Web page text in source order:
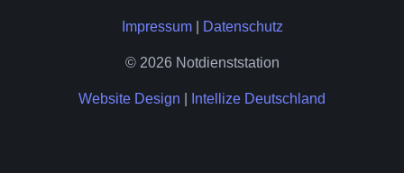
Impressum| Datenschutz
© 2026 Notdienststation
Website Design Intellize Deutschland